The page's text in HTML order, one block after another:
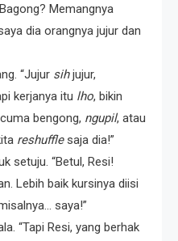
Memangnya
dia orangnya jujur dan
“Jujur sihjujur,
kerjanya itu lho, bikin
bengong, ngupil, atau
reshufflesaja dia!”
setuju. “Betul, Resi!
Lebih baik kursinya diisi
saya!”
“Tapi Resi, yang berhak